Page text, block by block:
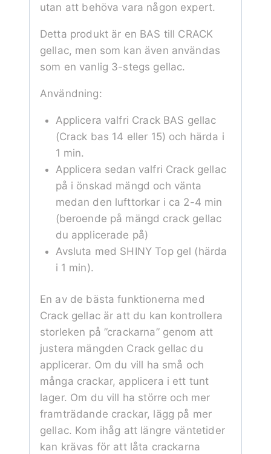
utan att behöva vara någon expert.
Detta produkt är en BAS till CRACK
gellac, men som kan även användas
som en vanlig 3-stegs gellac.
Användning:
Applicera valfri Crack BAS gellac
(Crack bas 14 eller 15) och härda i
1 min.
Applicera sedan valfri Crack gellac
på i önskad mängd och vänta
medan den lufttorkar i ca 2-4 min
(beroende på mängd crack gellac
du applicerade på)
Avsluta med SHINY Top gel (härda
i 1 min).
En av de bästa funktionerna med
Crack gellac är att du kan kontrollera
storleken på ”crackarna” genom att
justera mängden Crack gellac du
applicerar. Om du vill ha små och
många crackar, applicera i ett tunt
lager. Om du vill ha större och mer
framträdande crackar, lägg på mer
gellac. Kom ihåg att längre väntetider
kan krävas för att låta crackarna